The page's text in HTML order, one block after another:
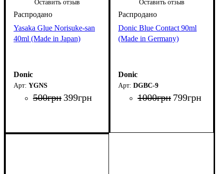
Оставить отзыв
Yasaka Glue Norisuke-san
40ml (Made in Japan)
Donic
YGNS
500грн 399грн
Оставить отзыв
Donic Blue Contact 90ml
(Made in Germany)
Donic
DGBC-9
1000грн 799грн